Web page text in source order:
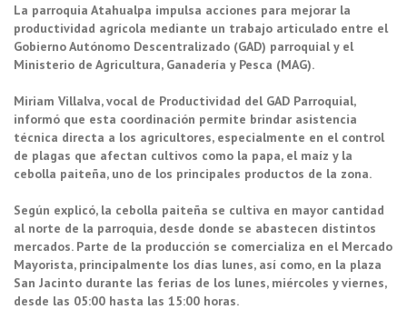
La parroquia Atahualpa impulsa acciones para mejorar la
productividad agrícola mediante un trabajo articulado entre el
Gobierno Autónomo Descentralizado (GAD) parroquial y el
Ministerio de Agricultura, Ganadería y Pesca (MAG).
Miriam Villalva, vocal de Productividad del GAD Parroquial,
informó que esta coordinación permite brindar asistencia
técnica directa a los agricultores, especialmente en el control
de plagas que afectan cultivos como la papa, el maíz y la
cebolla paiteña, uno de los principales productos de la zona.
Según explicó, la cebolla paiteña se cultiva en mayor cantidad
al norte de la parroquia, desde donde se abastecen distintos
mercados. Parte de la producción se comercializa en el Mercado
Mayorista, principalmente los días lunes, así como, en la plaza
San Jacinto durante las ferias de los lunes, miércoles y viernes,
desde las 05:00 hasta las 15:00 horas.